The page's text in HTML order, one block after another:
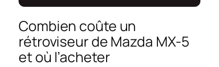
Combien coûte un
rétroviseur de Mazda MX-5
et où l’acheter